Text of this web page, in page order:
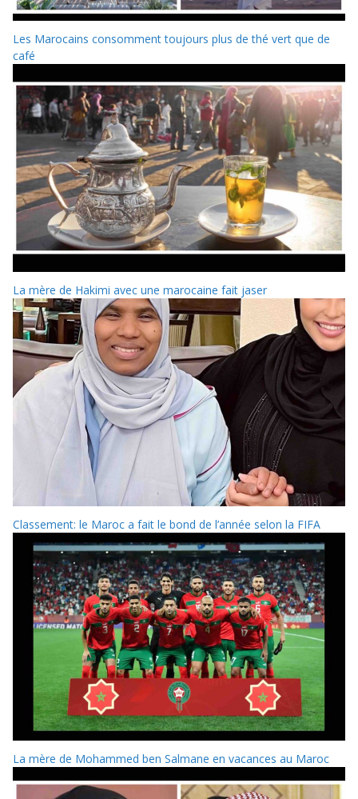
Les Marocains consomment toujours plus de thé vert que de
café
La mère de Hakimi avec une marocaine fait jaser
Classement: le Maroc a fait le bond de l’année selon la FIFA
La mère de Mohammed ben Salmane en vacances au Maroc